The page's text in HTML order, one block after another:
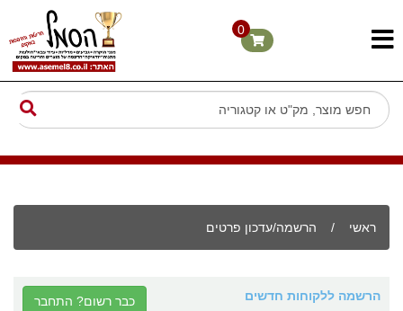
0
ראשי / הרשמה/עדכון פרטים
הרשמה ללקוחות חדשים כבר רשום? התחבר